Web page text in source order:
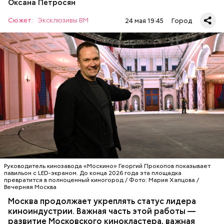
Оксана Петросян
Сюжет: Эксклюзивы ВМ 24 мая 19:45 Город
Руководитель кинозавода «Москино» Георгий Прокопов показывает
павильон с LED-экраном. До конца 2026 года эта площадка
превратится в полноценный киногород / Фото: Мария Хапцова /
Вечерняя Москва
Москва продолжает укреплять статус лидера
киноиндустрии. Важная часть этой работы —
развитие Московского кинокластера, важная
Сцена, которой нет
ТЕХНОЛОГИИ КИНО
СЕРГЕЙ СОБЯНИН
МОСКИНО
Нашим большим проектом с 2015 года стала новая
модель работы по госконтрактам с коммерческими
перевозчиками. Вместо старых маршруток
появились современные автобусы,
соответствующие всем стандартам Московского
транспорта. Также благодаря работе наших
сотрудников в столице не осталось нелегальных
перевозчиков. Чтобы поездки были безопасными и
комфортными, мы проводим соответствующие
техосмотры городского транспорта.
автобусов, часть из них уже работает на